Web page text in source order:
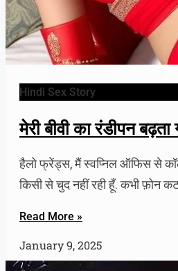
Hindi Sex Story
मेरी बीवी का रंडीपन बढ़ता
हैलो फ्रेंड्स, मैं स्वप्निल ऑफिस से
किसी से चुद नहीं रही हूँ. कभी फ़ोन
Read More »
January 9, 2025